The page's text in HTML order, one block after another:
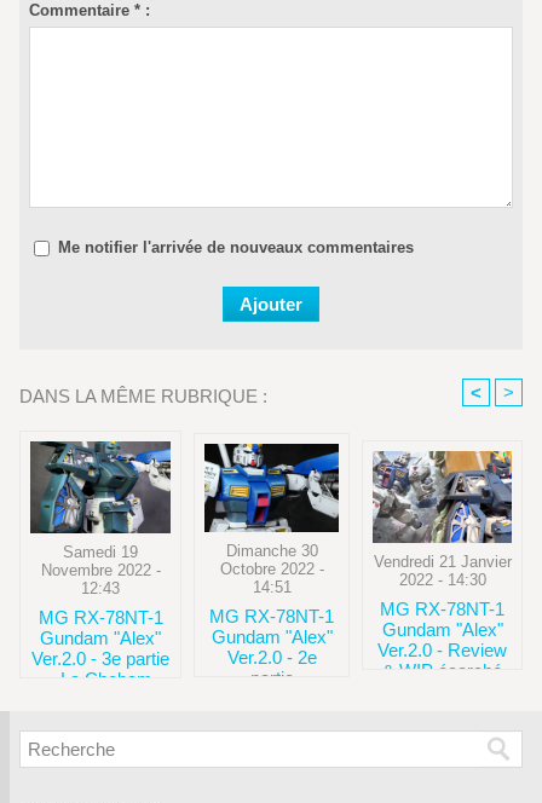
Commentaire * :
Me notifier l'arrivée de nouveaux commentaires
DANS LA MÊME RUBRIQUE : < >
Samedi 19
Novembre 2022 -
12:43
MG RX-78NT-1
Gundam "Alex"
Ver.2.0 - 3e partie
- La Chobam
Dimanche 30
Octobre 2022 -
14:51
MG RX-78NT-1
Gundam "Alex"
Ver.2.0 - 2e
partie
Vendredi 21 Janvier
2022 - 14:30
MG RX-78NT-1
Gundam "Alex"
Ver.2.0 - Review
& WIP écorché